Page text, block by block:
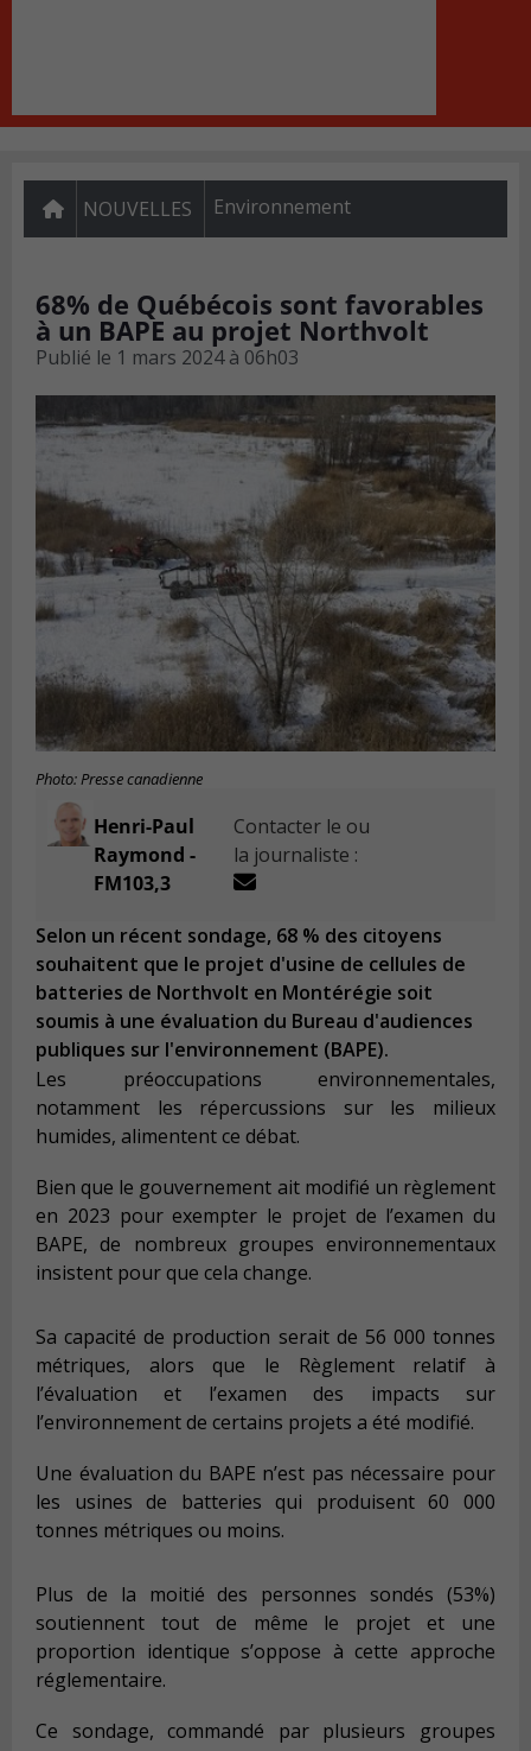
NOUVELLES Environnement
68% de Québécois sont favorables
à un BAPE au projet Northvolt
Publié le 1 mars 2024 à 06h03
Photo: Presse canadienne
Henri-Paul
Raymond -
FM103,3
Contacter le ou
la journaliste :
Selon un récent sondage, 68 % des citoyens
souhaitent que le projet d'usine de cellules de
batteries de Northvolt en Montérégie soit
soumis à une évaluation du Bureau d'audiences
publiques sur l'environnement (BAPE).
Les préoccupations environnementales,
notamment les répercussions sur les milieux
humides, alimentent ce débat.
Bien que le gouvernement ait modifié un règlement
en 2023 pour exempter le projet de l’examen du
BAPE, de nombreux groupes environnementaux
insistent pour que cela change.
Sa capacité de production serait de 56 000 tonnes
métriques, alors que le Règlement relatif à
l’évaluation et l’examen des impacts sur
l’environnement de certains projets a été modifié.
Une évaluation du BAPE n’est pas nécessaire pour
les usines de batteries qui produisent 60 000
tonnes métriques ou moins.
Plus de la moitié des personnes sondés (53%)
soutiennent tout de même le projet et une
proportion identique s’oppose à cette approche
réglementaire.
Ce sondage, commandé par plusieurs groupes